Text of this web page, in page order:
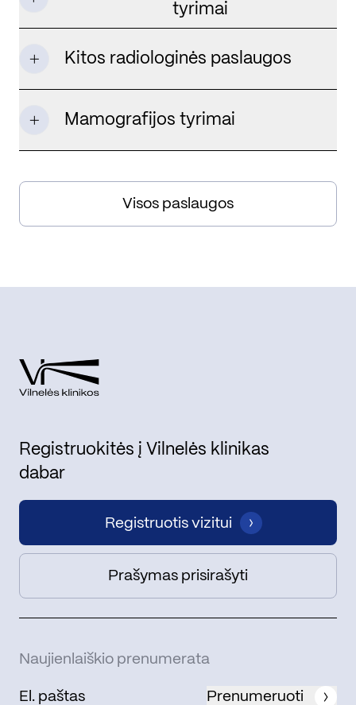
tyrimai
Kitos radiologinės paslaugos
Mamografijos tyrimai
Visos paslaugos
Registruokitės į Vilnelės klinikas
dabar
Registruotis vizitui
Prašymas prisirašyti
Naujienlaiškio prenumerata
Prenumeruoti